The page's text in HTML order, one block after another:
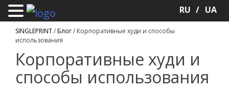
RU UA
SINGLEPRINT/Блог/ Корпоративные худи и способы
использования
Корпоративные худи и
способы использования